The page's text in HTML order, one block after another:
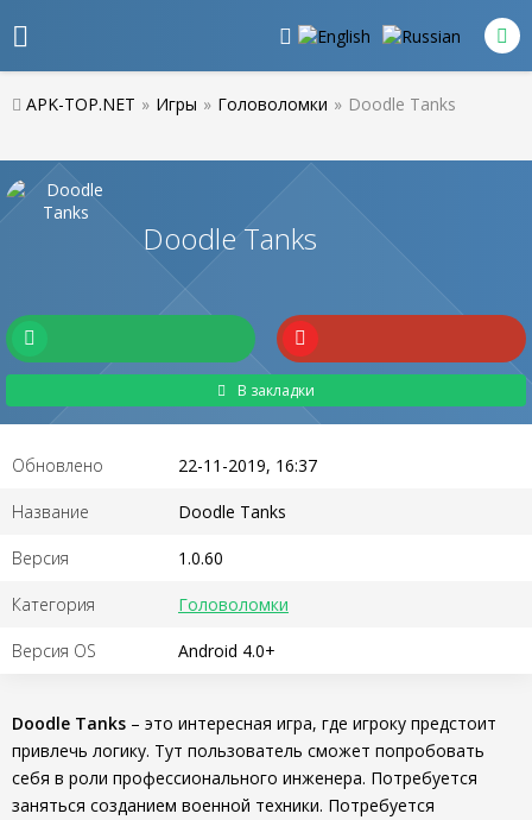
APK-TOP.NET » Игры » Головоломки » Doodle Tanks
Doodle Tanks
В закладки
Обновлено 22-11-2019, 16:37
Название Doodle Tanks
Версия 1.0.60
Категория Головоломки
Версия OS Android 4.0+
Doodle Tanks – это интересная игра, где игроку предстоит
привлечь логику. Тут пользователь сможет попробовать
себя в роли профессионального инженера. Потребуется
заняться созданием военной техники. Потребуется